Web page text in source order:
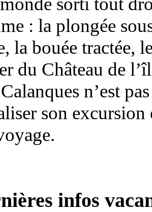
: la plongée
la bouée tractée,
du Château de
n’est
son
infos